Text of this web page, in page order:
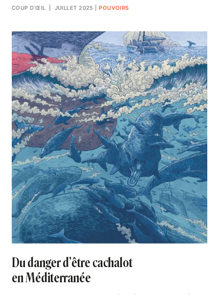
COUP D’ŒIL | JUILLET 2025 |POUVOIRS
Du danger d’être cachalot
en Méditerranée